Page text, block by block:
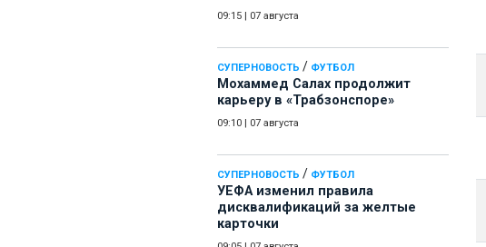
09:15 07 августа
СУПЕРНОВОСТЬ / ФУТБОЛ
Мохаммед Салах продолжит
карьеру в «Трабзонспоре»
09:10 07 августа
СУПЕРНОВОСТЬ / ФУТБОЛ
УЕФА изменил правила
дисквалификаций за желтые
карточки